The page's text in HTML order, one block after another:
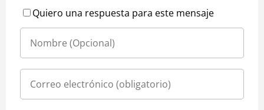
Quiero una respuesta para este mensaje